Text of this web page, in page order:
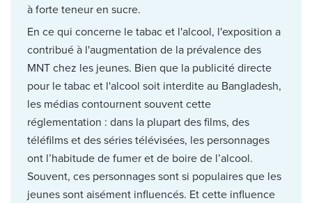
à forte teneur en sucre.
En ce qui concerne le tabac et l'alcool, l'exposition a
contribué à l'augmentation de la prévalence des
MNT chez les jeunes. Bien que la publicité directe
pour le tabac et l'alcool soit interdite au Bangladesh,
les médias contournent souvent cette
réglementation : dans la plupart des films, des
téléfilms et des séries télévisées, les personnages
ont l’habitude de fumer et de boire de l’alcool.
Souvent, ces personnages sont si populaires que les
jeunes sont aisément influencés. Et cette influence